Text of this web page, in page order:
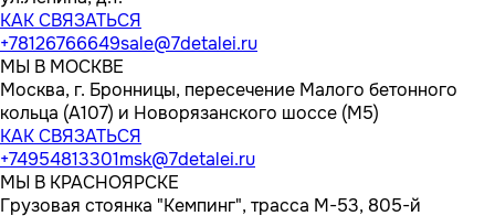
КАК СВЯЗАТЬСЯ
+78126766649sale@7detalei.ru
МЫ В МОСКВЕ
Москва, г. Бронницы, пересечение Малого бетонного
кольца (А107) и Новорязанского шоссе (М5)
КАК СВЯЗАТЬСЯ
+74954813301msk@7detalei.ru
МЫ В КРАСНОЯРСКЕ
Грузовая стоянка "Кемпинг", трасса M-53, 805-й